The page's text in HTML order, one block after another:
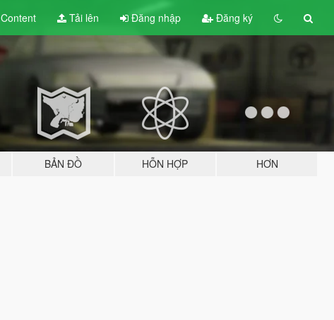
Content Tải lên Đăng nhập Đăng ký
BẢN ĐỒ HỖN HỢP HƠN